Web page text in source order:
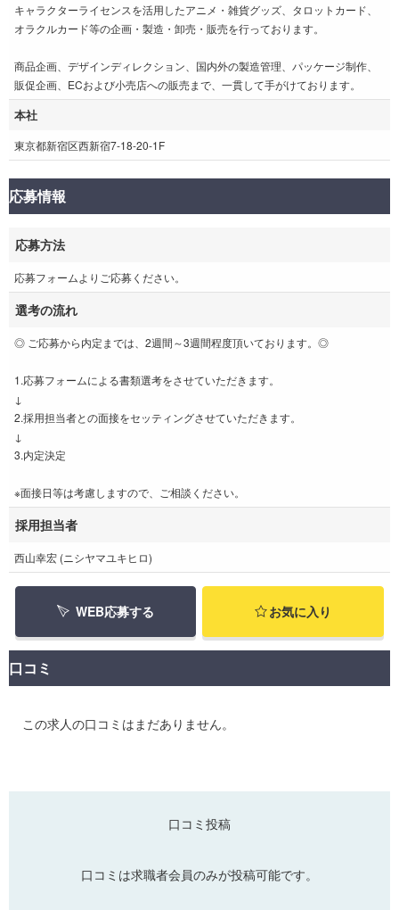
キャラクターライセンスを活用したアニメ・雑貨グッズ、タロットカード、
オラクルカード等の企画・製造・卸売・販売を行っております。
商品企画、デザインディレクション、国内外の製造管理、パッケージ制作、
販促企画、ECおよび小売店への販売まで、一貫して手がけております。
本社
東京都新宿区西新宿7-18-20-1F
応募情報
応募方法
応募フォームよりご応募ください。
選考の流れ
◎ ご応募から内定までは、2週間～3週間程度頂いております。◎
1.応募フォームによる書類選考をさせていただきます。
↓
2.採用担当者との面接をセッティングさせていただきます。
↓
3.内定決定
※面接日等は考慮しますので、ご相談ください。
採用担当者
西山幸宏 (ニシヤマユキヒロ)
WEB応募する お気に入り
口コミ
この求人の口コミはまだありません。
口コミ投稿
口コミは求職者会員のみが投稿可能です。